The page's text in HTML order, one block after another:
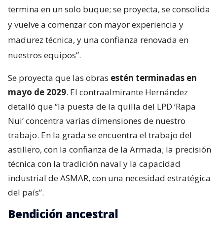
termina en un solo buque; se proyecta, se consolida
y vuelve a comenzar con mayor experiencia y
madurez técnica, y una confianza renovada en
nuestros equipos”.
Se proyecta que las obras estén terminadas en
mayo de 2029. El contraalmirante Hernández
detalló que “la puesta de la quilla del LPD ‘Rapa
Nui’ concentra varias dimensiones de nuestro
trabajo. En la grada se encuentra el trabajo del
astillero, con la confianza de la Armada; la precisión
técnica con la tradición naval y la capacidad
industrial de ASMAR, con una necesidad estratégica
del país”.
Bendición ancestral